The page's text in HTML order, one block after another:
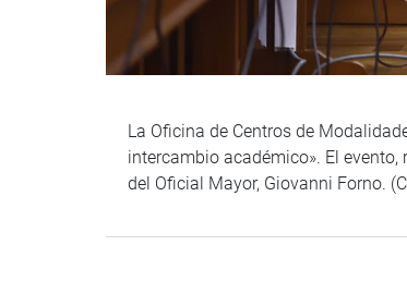
La Oficina de Centros de
intercambio académico». El
del Oficial Mayor, Giovanni Forno.